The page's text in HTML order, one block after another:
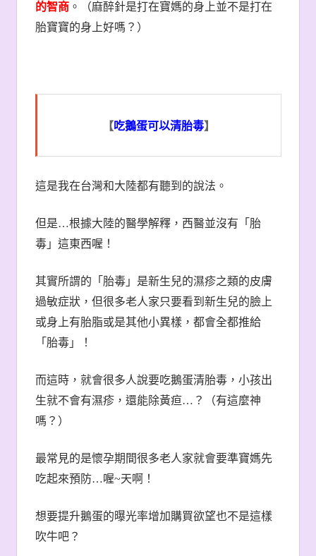
的智商。（麻醉針是打在寶媽的身上並不是打在
胎寶寶的身上好嗎？）
【 吃鵝蛋可以清胎毒】
這是我在台灣和大陸都有聽到的說法。
但是…根據大陸的醫學解釋，西醫並沒有「胎
毒」這東西喔！
其實所謂的「胎毒」是新生兒的濕疹之類的皮膚
過敏症狀，但很多老人家只要看到新生兒的臉上
或身上有胎脂或是其他小異樣，都會全都推給
「胎毒」！
而這時，就會很多人說要吃鵝蛋清胎毒，小孩出
生就不會有濕疹，還能除黃疸… ？（有這麼神
嗎？）
最常見的是懷孕期間很多老人家就會要準寶媽先
吃起來預防…喔~天啊！
想要提升鵝蛋的曝光率增加購買欲望也不是這樣
吹牛吧？